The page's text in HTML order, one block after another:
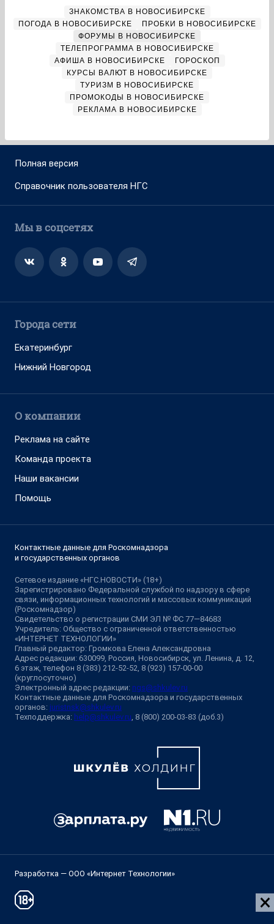
ЗНАКОМСТВА В НОВОСИБИРСКЕ
ПОГОДА В НОВОСИБИРСКЕ
ПРОБКИ В НОВОСИБИРСКЕ
ФОРУМЫ В НОВОСИБИРСКЕ
ТЕЛЕПРОГРАММА В НОВОСИБИРСКЕ
АФИША В НОВОСИБИРСКЕ
ГОРОСКОП
КУРСЫ ВАЛЮТ В НОВОСИБИРСКЕ
ТУРИЗМ В НОВОСИБИРСКЕ
ПРОМОКОДЫ В НОВОСИБИРСКЕ
РЕКЛАМА В НОВОСИБИРСКЕ
Полная версия
Справочник пользователя НГС
Мы в соцсетях
Города сети
Екатеринбург
Нижний Новгород
О компании
Реклама на сайте
Команда проекта
Наши вакансии
Помощь
Контактные данные для Роскомнадзора
и государственных органов
Сетевое издание «НГС.НОВОСТИ» (18+)
Зарегистрировано Федеральной службой по надзору в сфере
связи, информационных технологий и массовых коммуникаций
(Роскомнадзор)
Свидетельство о регистрации СМИ ЭЛ № ФС 77—84683
Учредитель: Общество с ограниченной ответственностью
«ИНТЕРНЕТ ТЕХНОЛОГИИ»
Главный редактор: Громкова Елена Александровна
Адрес редакции: 630099, Россия, Новосибирск, ул. Ленина, д. 12,
6 этаж, телефон 8 (383) 212-52-52, 8 (923) 157-00-00
(круглосуточно)
Электронный адрес редакции: ngs@shkulev.ru
Контактные данные для Роскомнадзора и государственных
органов: juristnsk@shkulev.ru
Техподдержка: help@shkulev.ru , 8 (800) 200-03-83 (доб.3)
Разработка — ООО «Интернет Технологии»